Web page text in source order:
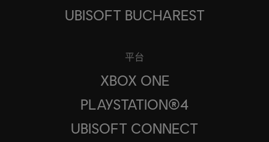
UBISOFT BUCHAREST
平台
XBOX ONE
PLAYSTATION®4
UBISOFT CONNECT